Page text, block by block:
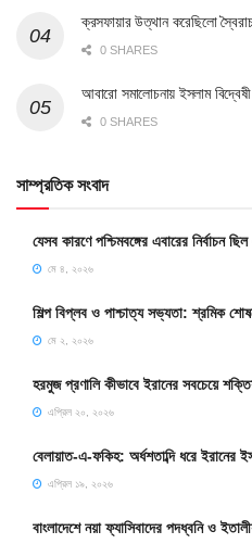
ক্রসফায়ার উত্থান করেছিলো
0 SHARES
আবারো সমালোচনায় ইসলাম বিদ্বেষী
0 SHARES
সাম্প্রতিক সংবাদ
যেসব কারণে পশ্চিমবঙ্গের এবারের নির্বাচন
মে ৪, ২০২৬
শিল্প বিপ্লব ও পাশ্চাত্য সভ্যতা: শ্রমিক
মে ২, ২০২৬
হরমুজ প্রণালি কীভাবে ইরানের সবচেয়ে
এপ্রিল ২০, ২০২৬
বেলায়াত-এ-ফকিহ: অর্ধশতাব্দি ধরে ইরানের
এপ্রিল ১৯, ২০২৬
বাংলাদেশে নয়া ফ্যাসিবাদের পদধ্বনি ও